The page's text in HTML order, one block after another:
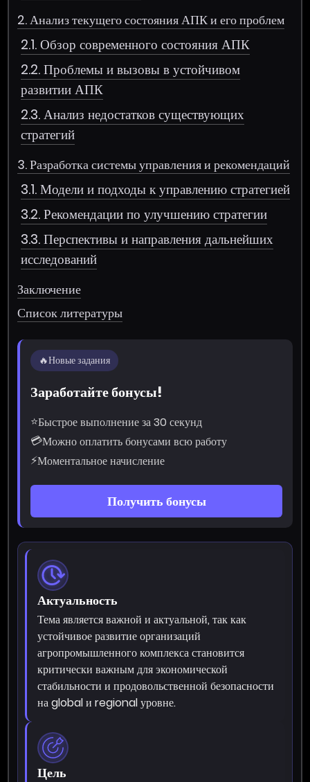
2. Анализ текущего состояния АПК и его проблем
2.1. Обзор современного состояния АПК
2.2. Проблемы и вызовы в устойчивом
развитии АПК
2.3. Анализ недостатков существующих
стратегий
3. Разработка системы управления и рекомендаций
3.1. Модели и подходы к управлению стратегией
3.2. Рекомендации по улучшению стратегии
3.3. Перспективы и направления дальнейших
исследований
Заключение
Список литературы
🔥Новые задания
Заработайте бонусы!
⭐Быстрое выполнение за 30 секунд
💳Можно оплатить бонусами всю работу
⚡Моментальное начисление
Получить бонусы
Актуальность
Тема является важной и актуальной, так как
устойчивое развитие организаций
агропромышленного комплекса становится
критически важным для экономической
стабильности и продовольственной безопасности
на global и regional уровне.
Цель